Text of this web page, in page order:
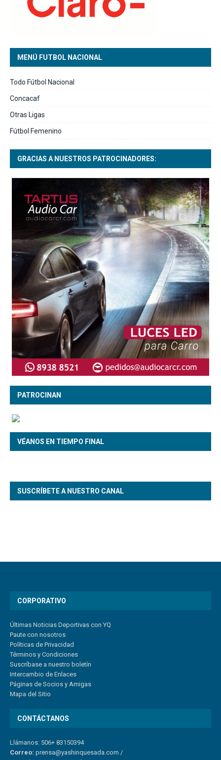
MENÚ FUTBOL NACIONAL
Todo Fútbol Nacional
Concacaf
Otras Ligas
Fútbol Femenino
GRACIAS A NUESTROS PATROCINADORES:
PATROCINAN
VÉANOS EN TIEMPO FINAL
SUSCRÍBETE A NUESTRO CANAL
CORPORATIVO
Últimas Noticias Deportivas con YQ
Paute con nosotros
Políticas de Privacidad
Términos y Condiciones
Suscríbase a nuestro boletín
Intercambio de Enlaces
Páginas de Socios y Amigas
Mapa del Sitio
CONTÁCTANOS
Llámanos: 506+ 83150394
Correo: prensa@yashinquesada.com /